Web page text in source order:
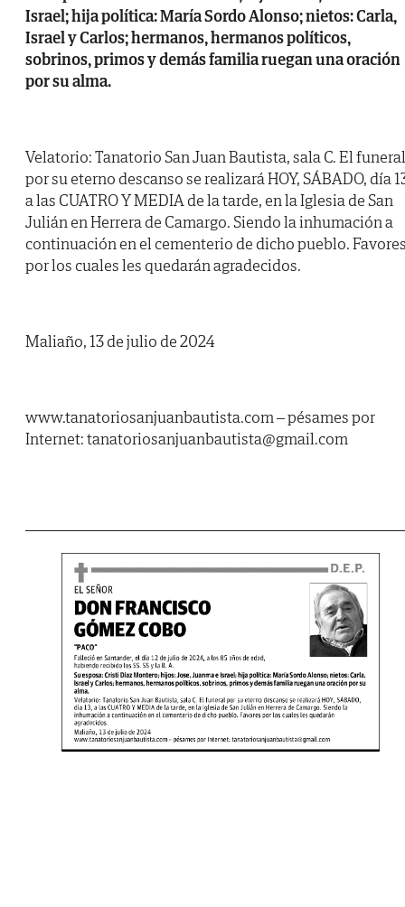
Israel; hija política: María Sordo Alonso; nietos: Carla,
Israel y Carlos; hermanos, hermanos políticos,
sobrinos, primos y demás familia ruegan una oración
por su alma.
Velatorio: Tanatorio San Juan Bautista, sala C. El funeral
por su eterno descanso se realizará HOY, SÁBADO, día
a las CUATRO Y MEDIA de la tarde, en la Iglesia de San
Julián en Herrera de Camargo. Siendo la inhumación a
continuación en el cementerio de dicho pueblo.
por los cuales les quedarán agradecidos.
Maliaño, 13 de julio de 2024
www.tanatoriosanjuanbautista.com – pésames por
Internet: tanatoriosanjuanbautista@gmail.com